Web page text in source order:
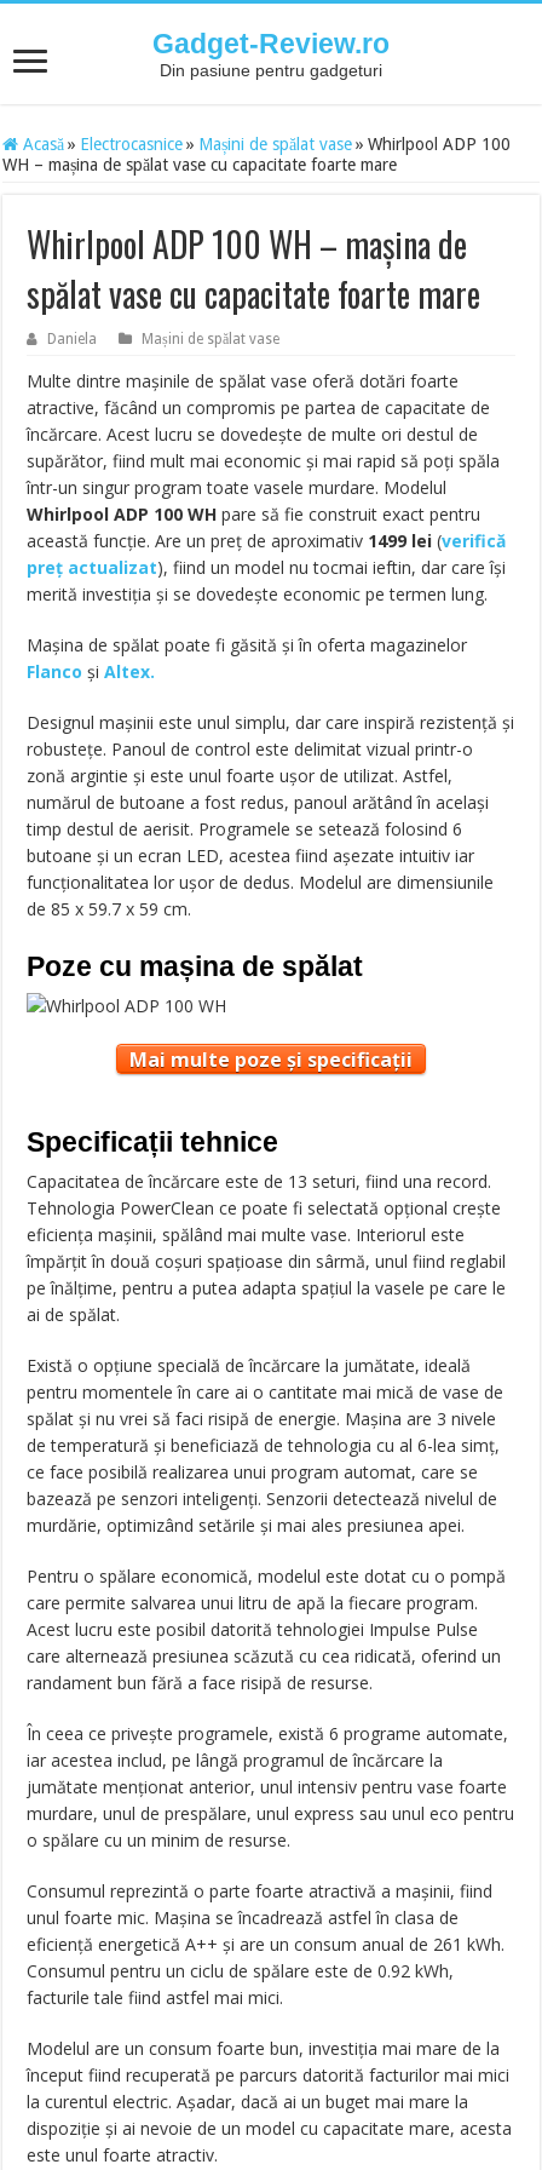
Gadget-Review.ro
Din pasiune pentru gadgeturi
Acasă » Electrocasnice » Mașini de spălat vase » Whirlpool ADP 100
WH – mașina de spălat vase cu capacitate foarte mare
Whirlpool ADP 100 WH – mașina de
spălat vase cu capacitate foarte mare
Daniela Mașini de spălat vase
Multe dintre mașinile de spălat vase oferă dotări foarte
atractive, făcând un compromis pe partea de capacitate de
încărcare. Acest lucru se dovedește de multe ori destul de
supărător, fiind mult mai economic și mai rapid să poți spăla
într-un singur program toate vasele murdare. Modelul
Whirlpool ADP 100 WH pare să fie construit exact pentru
această funcție. Are un preț de aproximativ 1499 lei(verifică
preț actualizat), fiind un model nu tocmai ieftin, dar care își
merită investiția și se dovedește economic pe termen lung.
Mașina de spălat poate fi găsită și în oferta magazinelor
Flanco șiAltex.
Designul mașinii este unul simplu, dar care inspiră rezistență și
robustețe. Panoul de control este delimitat vizual printr-o
zonă argintie și este unul foarte ușor de utilizat. Astfel,
numărul de butoane a fost redus, panoul arătând în același
timp destul de aerisit. Programele se setează folosind 6
butoane și un ecran LED, acestea fiind așezate intuitiv iar
funcționalitatea lor ușor de dedus. Modelul are dimensiunile
de 85 x 59.7 x 59 cm.
Poze cu mașina de spălat
Mai multe poze și specificații
Specificații tehnice
Capacitatea de încărcare este de 13 seturi, fiind una record.
Tehnologia PowerClean ce poate fi selectată opțional crește
eficiența mașinii, spălând mai multe vase. Interiorul este
împărțit în două coșuri spațioase din sârmă, unul fiind reglabil
pe înălțime, pentru a putea adapta spațiul la vasele pe care le
ai de spălat.
Există o opțiune specială de încărcare la jumătate, ideală
pentru momentele în care ai o cantitate mai mică de vase de
spălat și nu vrei să faci risipă de energie. Mașina are 3 nivele
de temperatură și beneficiază de tehnologia cu al 6-lea simț,
ce face posibilă realizarea unui program automat, care se
bazează pe senzori inteligenți. Senzorii detectează nivelul de
murdărie, optimizând setările și mai ales presiunea apei.
Pentru o spălare economică, modelul este dotat cu o pompă
care permite salvarea unui litru de apă la fiecare program.
Acest lucru este posibil datorită tehnologiei Impulse Pulse
care alternează presiunea scăzută cu cea ridicată, oferind un
randament bun fără a face risipă de resurse.
În ceea ce privește programele, există 6 programe automate,
iar acestea includ, pe lângă programul de încărcare la
jumătate menționat anterior, unul intensiv pentru vase foarte
murdare, unul de prespălare, unul express sau unul eco pentru
o spălare cu un minim de resurse.
Consumul reprezintă o parte foarte atractivă a mașinii, fiind
unul foarte mic. Mașina se încadrează astfel în clasa de
eficiență energetică A++ și are un consum anual de 261 kWh.
Consumul pentru un ciclu de spălare este de 0.92 kWh,
facturile tale fiind astfel mai mici.
Modelul are un consum foarte bun, investiția mai mare de la
început fiind recuperată pe parcurs datorită facturilor mai mici
la curentul electric. Așadar, dacă ai un buget mai mare la
dispoziție și ai nevoie de un model cu capacitate mare, acesta
este unul foarte atractiv.